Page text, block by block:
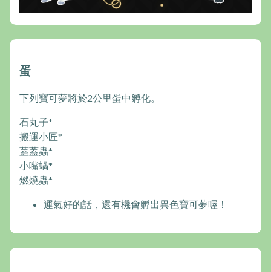
蛋
下列寶可夢將於2公里蛋中孵化。
石丸子*
搬運小匠*
蓋蓋蟲*
小嘴蝸*
燃燒蟲*
運氣好的話，還有機會孵出異色寶可夢喔！